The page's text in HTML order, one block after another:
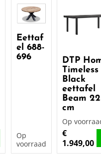
Eettaf
el 688-
696
Op
voorraad
DTP
Timeless
Black
eettafel
Beam
cm
Op
€
1.949,00